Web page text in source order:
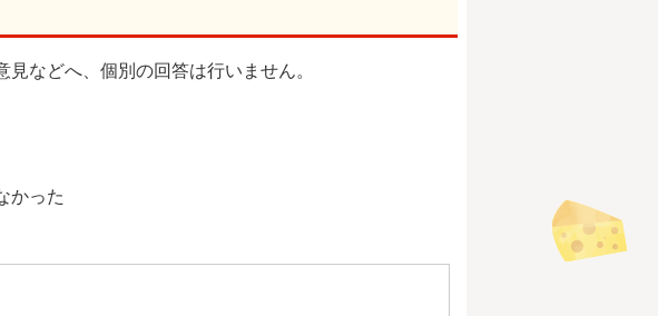
などへ、個別の回答は行いません。
かった